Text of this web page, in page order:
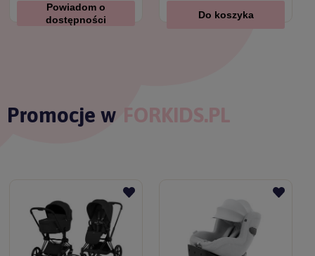
Powiadom o
dostępności
Do koszyka
Promocje w FORKIDS.PL